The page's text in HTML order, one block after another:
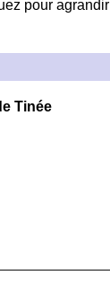
pour agrandir
Tinée